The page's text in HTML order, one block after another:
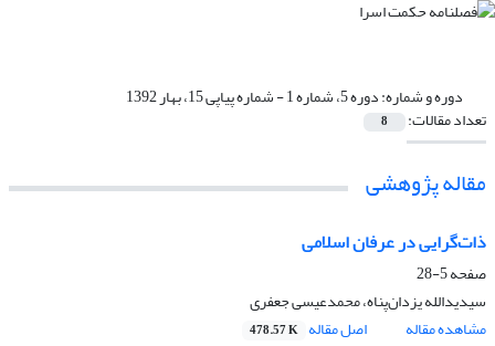
دوره و شماره:دوره 5، شماره 1 - شماره پیاپی 15، بهار 1392
تعداد مقالات: 8
مقاله پژوهشی
ذات‌‌‌گرایی در عرفان اسلامی
صفحه5-28
سیدیدالله یزدان‌پناه، محمدعیسی جعفری
مشاهده مقاله
اصل مقاله 478.57 K